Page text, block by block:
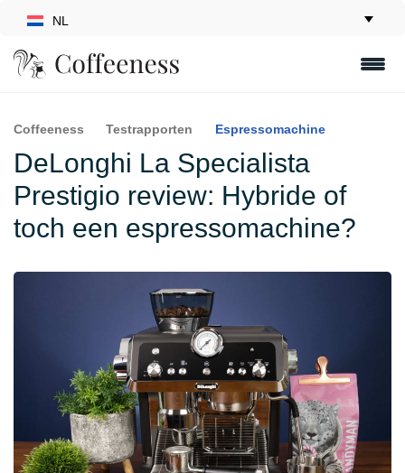
NL
Coffeeness Testrapporten Espressomachine
DeLonghi La Specialista
Prestigio review: Hybride of
toch een espressomachine?